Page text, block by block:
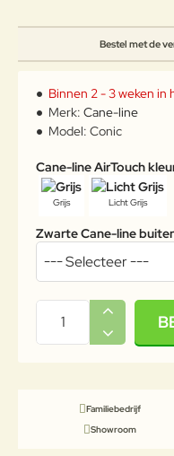
Bestel met de
Binnen 2 - 3 weken in
Merk: Cane-line
Model: Conic
Cane-line AirTouch
Grijs Licht Grijs
Zwarte Cane-line
Familiebedrijf
Showroom